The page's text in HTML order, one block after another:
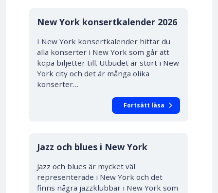
New York konsertkalender 2026
I New York konsertkalender hittar du
alla konserter i New York som går att
köpa biljetter till. Utbudet är stort i New
York city och det är många olika
konserter…
Fortsätt läsa
Jazz och blues i New York
Jazz och blues är mycket väl
representerade i New York och det
finns några jazzklubbar i New York som